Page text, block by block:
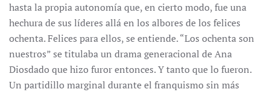
hasta la propia autonomía que, en cierto modo, fue una
hechura de sus líderes allá en los albores de los felices
ochenta. Felices para ellos, se entiende. “Los ochenta son
nuestros” se titulaba un drama generacional de Ana
Diosdado que hizo furor entonces. Y tanto que lo fueron.
Un partidillo marginal durante el franquismo sin más